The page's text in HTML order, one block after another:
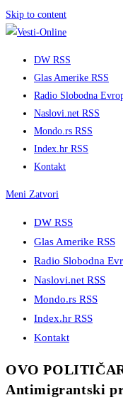
Skip to content
DW RSS
Glas Amerike RSS
Radio Slobodna
Naslovi.net RSS
Mondo.rs RSS
Index.hr RSS
Kontakt
Meni Zatvori
DW RSS
Glas Amerike RSS
Radio Slobodna
Naslovi.net RSS
Mondo.rs RSS
Index.hr RSS
Kontakt
OVO
Antimigrantski